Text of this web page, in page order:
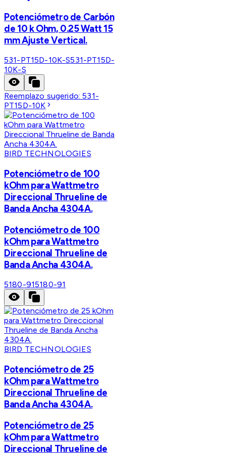
Potenciómetro de Carbón
de 10 k Ohm, 0.25 Watt 15
mm Ajuste Vertical.
531-PT15D-10K-S531-PT15D-
10K-S
Reemplazo sugerido:531-
PT15D-10K
BIRD TECHNOLOGIES
Potenciómetro de 100
kOhm para Wattmetro
Direccional Thrueline de
Banda Ancha 4304A.
Potenciómetro de 100
kOhm para Wattmetro
Direccional Thrueline de
Banda Ancha 4304A.
5180-915180-91
BIRD TECHNOLOGIES
Potenciómetro de 25
kOhm para Wattmetro
Direccional Thrueline de
Banda Ancha 4304A.
Potenciómetro de 25
kOhm para Wattmetro
Direccional Thrueline de